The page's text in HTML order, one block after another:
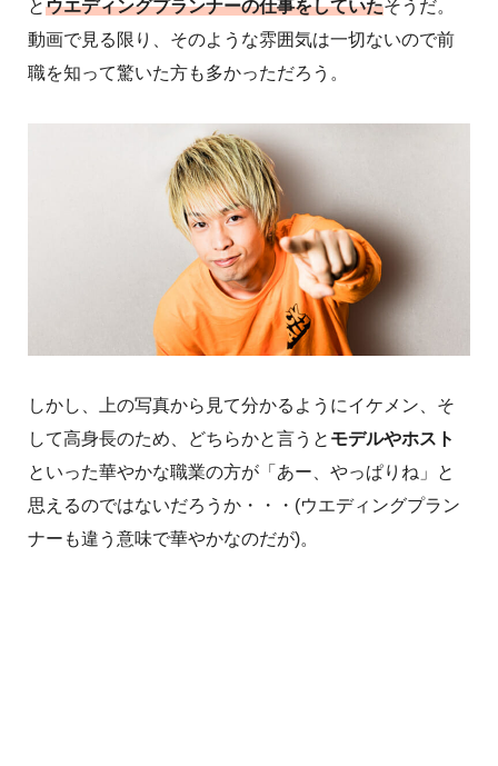
とウエディングプランナーの仕事をしていたそうだ。
動画で見る限り、そのような雰囲気は一切ないので前
職を知って驚いた方も多かっただろう。
しかし、上の写真から見て分かるようにイケメン、そ
して高身長のため、どちらかと言うと モデルやホスト
といった華やかな職業の方が「あー、やっぱりね」と
思えるのではないだろうか・・・(ウエディングプラン
ナーも違う意味で華やかなのだが)。